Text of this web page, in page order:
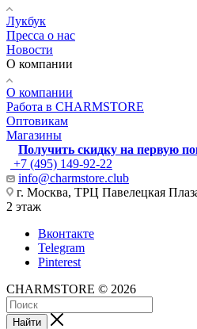
Лукбук
Пресса о нас
Новости
О компании
О компании
Работа в CHARMSTORE
Оптовикам
Магазины
Получить скидку на первую
+7 (495) 149-92-22
info@charmstore.club
г. Москва, ТРЦ Павелецкая
2 этаж
Вконтакте
Telegram
Pinterest
CHARMSTORE © 2026
Найти